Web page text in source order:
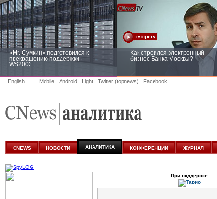
«Mr. Сумкин» подготовился к
прекращению поддержки
WS2003
Как строился электронный
бизнес Банка Москвы?
аналитике
English Mobile Android Light Twitter (topnews) Facebook
CNEWS НОВОСТИ АНАЛИТИКА КОНФЕРЕНЦИИ ЖУРНАЛ
При поддержке